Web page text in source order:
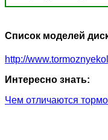
Список моделей
http://
Интересно знать:
Чем отличаются